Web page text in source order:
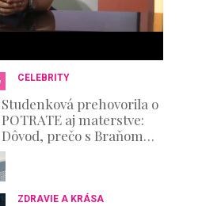
CELEBRITY
Studenková prehovorila o
POTRATE aj materstve:
Dôvod, prečo s Braňom
nemajú deti
ZDRAVIE A KRÁSA